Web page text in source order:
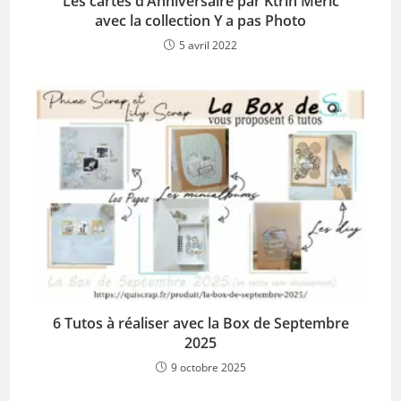
avec la collection Y a pas Photo
5 avril 2022
6 Tutos à réaliser avec la Box de Septembre
2025
9 octobre 2025